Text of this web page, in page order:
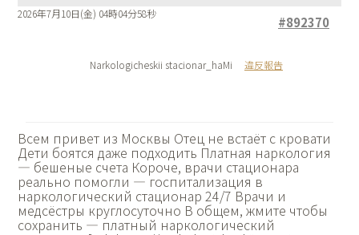
2026年7月10日(金) 04時04分58秒
#892370
Narkologicheskii stacionar_haMi 違反報告
Всем привет из Москвы Отец не встаёт с кровати
Дети боятся даже подходить Платная наркология
— бешеные счета Короче, врачи стационара
реально помогли — госпитализация в
наркологический стационар 24/7 Врачи и
медсёстры круглосуточно В общем, жмите чтобы
сохранить — платный наркологический